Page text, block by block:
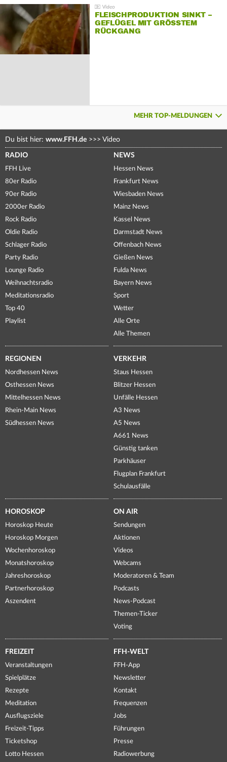
FLEISCHPRODUKTION SINKT –
GEFLÜGEL MIT GRÖSSTEM R
ÜCKGANG
MEHR TOP-MELDUNGEN
Du bist hier: www.FFH.de >>> Video
RADIO
FFH Live
80er Radio
90er Radio
2000er Radio
Rock Radio
Oldie Radio
Schlager Radio
Party Radio
Lounge Radio
Weihnachtsradio
Meditationsradio
Top 40
Playlist
NEWS
Hessen News
Frankfurt News
Wiesbaden News
Mainz News
Kassel News
Darmstadt News
Offenbach News
Gießen News
Fulda News
Bayern News
Sport
Wetter
Alle Orte
Alle Themen
REGIONEN
Nordhessen News
Osthessen News
Mittelhessen News
Rhein-Main News
Südhessen News
VERKEHR
Staus Hessen
Blitzer Hessen
Unfälle Hessen
A3 News
A5 News
A661 News
Günstig tanken
Parkhäuser
Flugplan Frankfurt
Schulausfälle
HOROSKOP
Horoskop Heute
Horoskop Morgen
Wochenhoroskop
Monatshoroskop
Jahreshoroskop
Partnerhoroskop
Aszendent
ON AIR
Sendungen
Aktionen
Videos
Webcams
Moderatoren & Team
Podcasts
News-Podcast
Themen-Ticker
Voting
FREIZEIT
Veranstaltungen
Spielplätze
Rezepte
Meditation
Ausflugsziele
Freizeit-Tipps
Ticketshop
Lotto Hessen
FFH-WELT
FFH-App
Newsletter
Kontakt
Frequenzen
Jobs
Führungen
Presse
Radiowerbung